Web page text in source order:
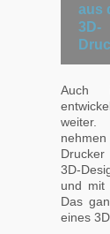
aus
3D-
Auch
3D-
und mit
Das
eines